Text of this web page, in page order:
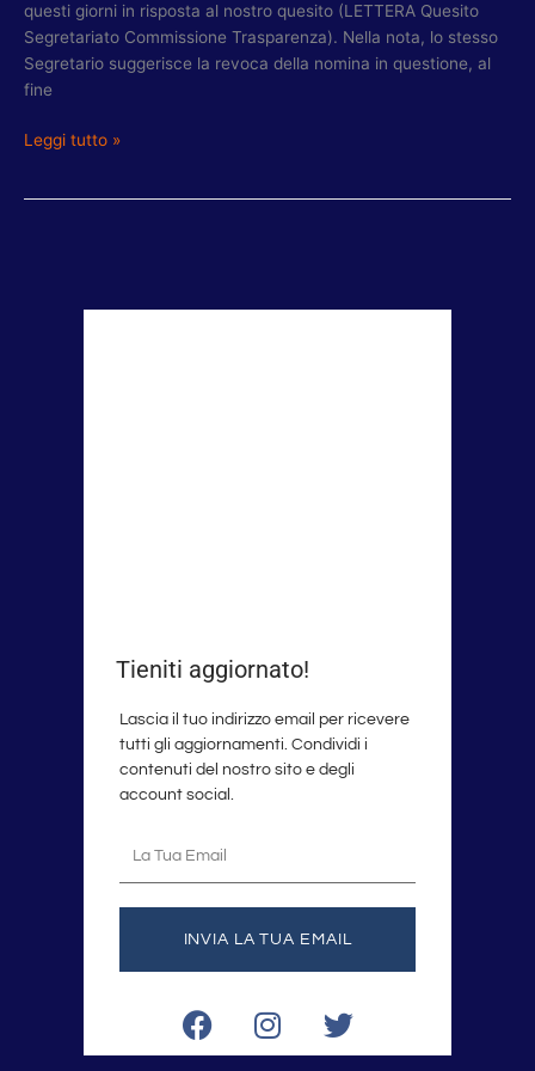
questi giorni in risposta al nostro quesito (LETTERA Quesito
Segretariato Commissione Trasparenza). Nella nota, lo stesso
Segretario suggerisce la revoca della nomina in questione, al
fine
Leggi tutto »
Tieniti aggiornato!
Lascia il tuo indirizzo email per ricevere
tutti gli aggiornamenti. Condividi i
contenuti del nostro sito e degli
account social.
INVIA LA TUA EMAIL
F
a
I
n
T
w